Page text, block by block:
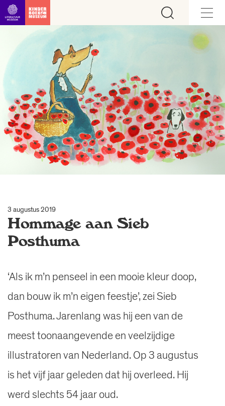
Ga direct naar inhoud
3 augustus 2019
Hommage aan Sieb
Posthuma
‘Als ik m’n penseel in een mooie kleur doop,
dan bouw ik m’n eigen feestje’, zei Sieb
Posthuma. Jarenlang was hij een van de
meest toonaangevende en veelzijdige
illustratoren van Nederland. Op 3 augustus
is het vijf jaar geleden dat hij overleed. Hij
werd slechts 54 jaar oud.